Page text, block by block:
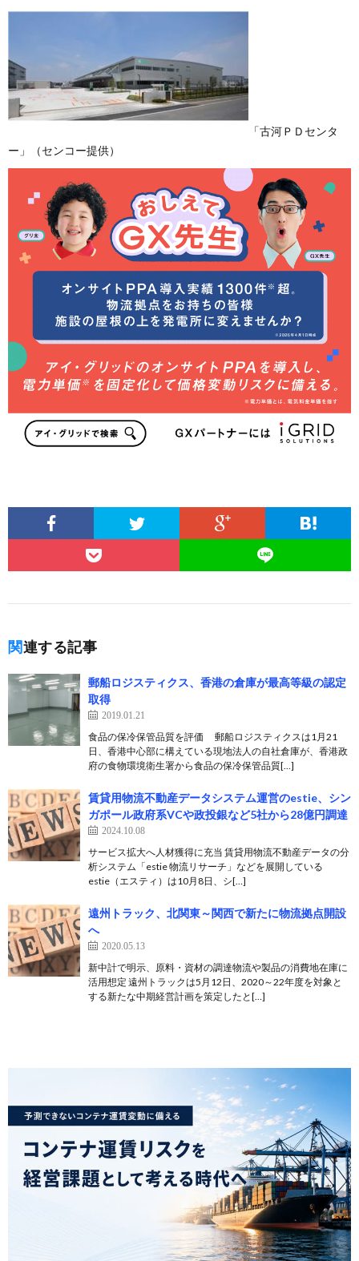
「古河ＰＤセンタ
ー」（センコー提供）
関連する記事
郵船ロジスティクス、香港の倉庫が最高等級の認定
取得
2019.01.21
食品の保冷保管品質を評価 郵船ロジスティクスは1月21
日、香港中心部に構えている現地法人の自社倉庫が、香港政
府の食物環境衛生署から食品の保冷保管品質[…]
賃貸用物流不動産データシステム運営のestie、シン
ガポール政府系VCや政投銀など5社から28億円調達⁠
2024.10.08
サービス拡大へ人材獲得に充当 賃貸用物流不動産データの分
析システム「estie 物流リサーチ」などを展開している
estie（エスティ）は10月8日、シ[…]
遠州トラック、北関東～関西で新たに物流拠点開設
へ
2020.05.13
新中計で明示、原料・資材の調達物流や製品の消費地在庫に
活用想定 遠州トラックは5月12日、2020～22年度を対象と
する新たな中期経営計画を策定したと[…]